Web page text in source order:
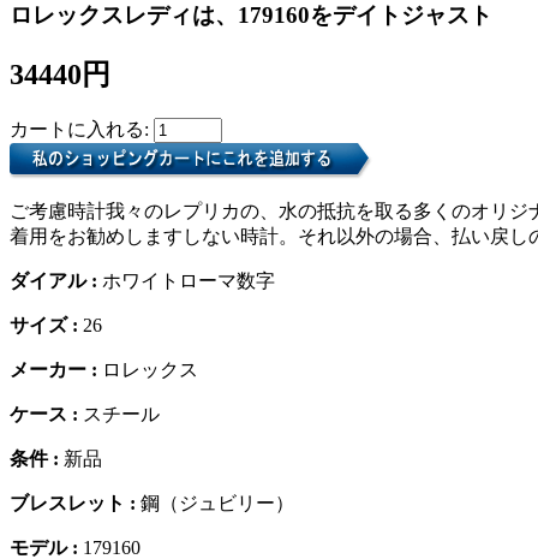
ロレックスレディは、179160をデイトジャスト
34440円
カートに入れる:
ご考慮時計我々のレプリカの、水の抵抗を取る多くのオリ
着用をお勧めしますしない時計。それ以外の場合、払い戻
ダイアル : ホワイトローマ数字
サイズ : 26
メーカー : ロレックス
ケース : スチール
条件 : 新品
ブレスレット : 鋼（ジュビリー）
モデル : 179160